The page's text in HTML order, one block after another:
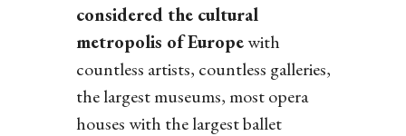
considered the cultural
metropolis of Europewith
countless artists, countless galleries,
the largest museums, most opera
houses with the largest ballet